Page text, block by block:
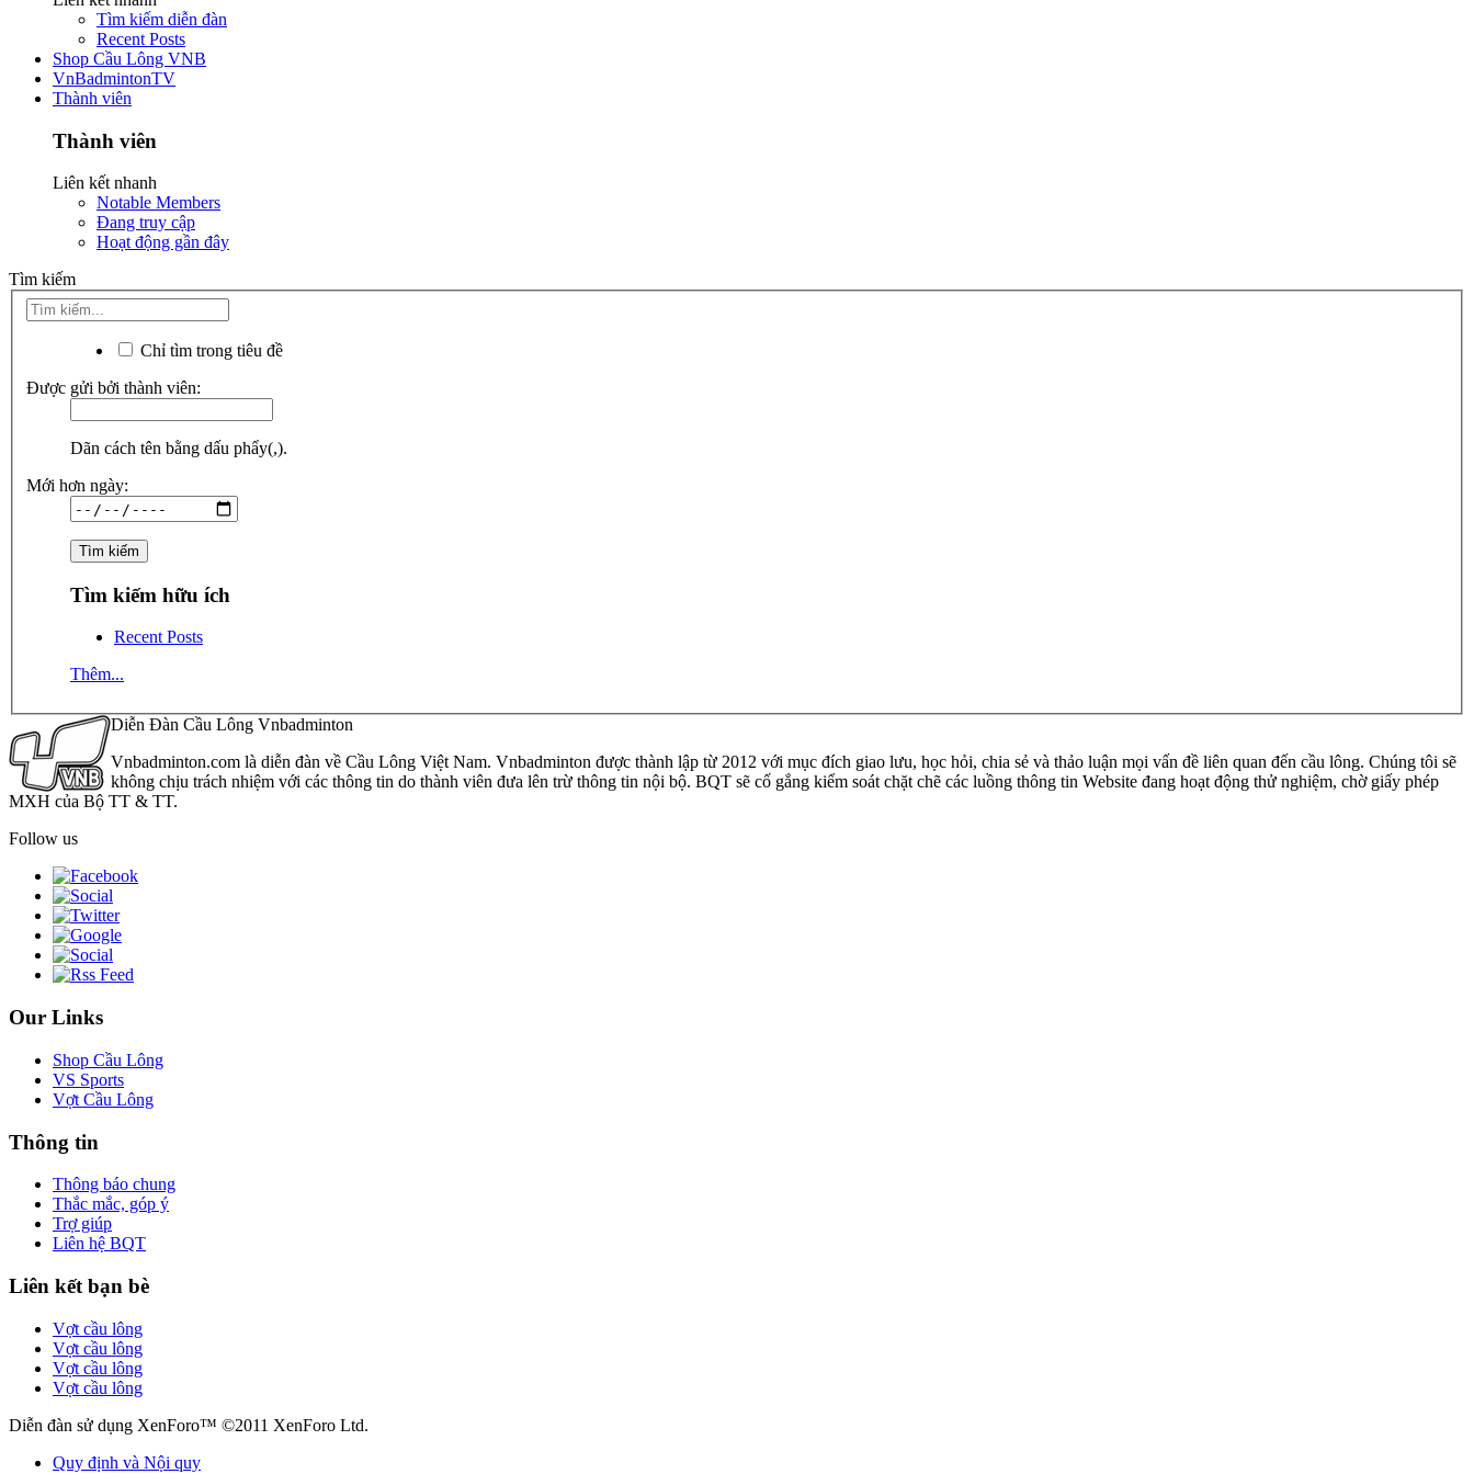
Tìm kiếm diễn đàn
Recent Posts
Shop Cầu Lông VNB
VnBadmintonTV
Thành viên
Thành viên
Liên kết nhanh
Notable Members
Đang truy cập
Hoạt động gần đây
Tìm kiếm
Chỉ tìm trong tiêu đề
Được gửi bởi thành viên:
Dãn cách tên bằng dấu phẩy(,).
Mới hơn ngày:
Tìm kiếm hữu ích
Recent Posts
Thêm...
Diễn Đàn Cầu Lông Vnbadminton
Vnbadminton.com là diễn đàn về Cầu Lông Việt Nam. Vnbadminton được thành lập từ 2012 với mục đích giao lưu, học hỏi, chia sẻ và thảo luận mọi vấn đề liên quan đến cầu lông. Chúng tôi sẽ
không chịu trách nhiệm với các thông tin do thành viên đưa lên trừ thông tin nội bộ. BQT sẽ cố gắng kiểm soát chặt chẽ các luồng thông tin Website đang hoạt động thử nghiệm, chờ giấy phép
MXH của Bộ TT & TT.
Follow us
Our Links
Shop Cầu Lông
VS Sports
Vợt Cầu Lông
Thông tin
Thông báo chung
Thắc mắc, góp ý
Trợ giúp
Liên hệ BQT
Liên kết bạn bè
Vợt cầu lông
Vợt cầu lông
Vợt cầu lông
Vợt cầu lông
Diễn đàn sử dụng XenForo™ ©2011 XenForo Ltd.
Quy định và Nội quy